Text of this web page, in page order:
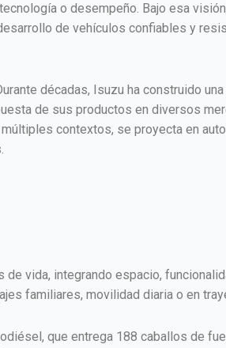
o desempeño. Bajo esa
de vehículos confiables y
décadas, Isuzu ha construido
de sus productos en diversos
contextos, se proyecta en
vida, integrando espacio,
familiares, movilidad diaria o en
que entrega 188 caballos de